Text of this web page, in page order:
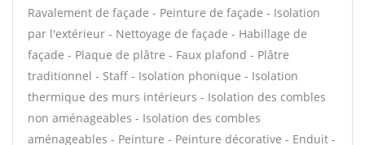
Ravalement de façade - Peinture de façade - Isolation
par l'extérieur - Nettoyage de façade - Habillage de
façade - Plaque de plâtre - Faux plafond - Plâtre
traditionnel - Staff - Isolation phonique - Isolation
thermique des murs intérieurs - Isolation des combles
non aménageables - Isolation des combles
aménageables - Peinture - Peinture décorative - Enduit -